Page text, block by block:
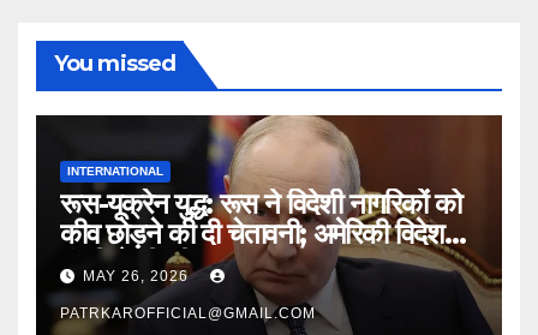
You missed
INTERNATIONAL
रूस-यूक्रेन युद्ध: रूस ने विदेशी नागरिकों को
कीव छोड़ने की दी चेतावनी; अमेरिकी विदेश
मंत्री से भी की बात
MAY 26, 2026
PATRKAROFFICIAL@GMAIL.COM